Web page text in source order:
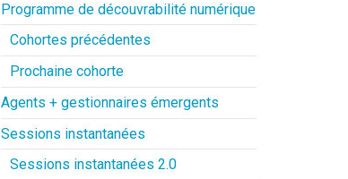
Programme de découvrabilité numérique
Cohortes précédentes
Prochaine cohorte
Agents + gestionnaires émergents
Sessions instantanées
Sessions instantanées 2.0